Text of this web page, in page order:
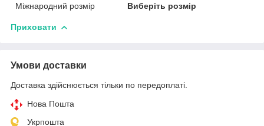
Міжнародний розмір
Виберіть розмір
Приховати
Умови доставки
Доставка здійснюється тільки по передоплаті.
Нова Пошта
Укрпошта